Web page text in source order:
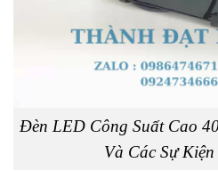
Đèn LED Công Suất Cao
Và Các Sự